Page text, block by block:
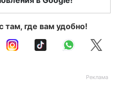
там, где вам удобно!